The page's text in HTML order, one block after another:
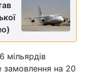
мільярдів
замовлення на 20